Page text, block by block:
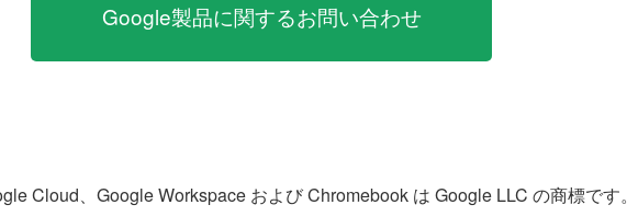
Google製品に関するお問い合わせ
Cloud、Google Workspace および Chromebook は Google LLC の商標です。